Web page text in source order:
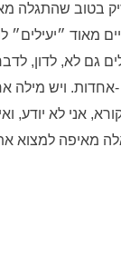
בטוב שהתגלה
מאוד
גם לא, לדון,
אחדות. ויש
אני לא יודע,
מאיפה למצוא